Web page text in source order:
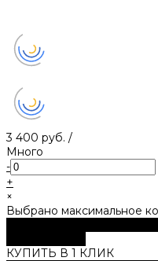
3 400 руб. /
Много
-
+
×
Выбрано максимальное
КУПИТЬ В 1 КЛИК